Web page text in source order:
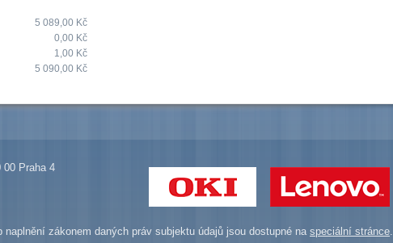
5 089,00 Kč
0,00 Kč
1,00 Kč
5 090,00 Kč
00 Praha 4
naplnění zákonem daných práv subjektu údajů jsou dostupné na speciální stránce.